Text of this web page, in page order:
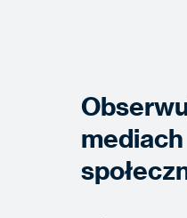
mediach